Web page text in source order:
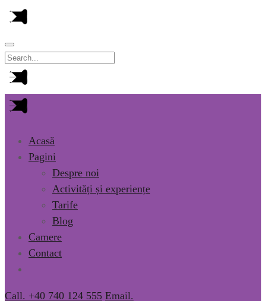
Acasă
Pagini
Despre noi
Activități și experiențe
Tarife
Blog
Camere
Contact
Call. +40 740 124 555 Email.